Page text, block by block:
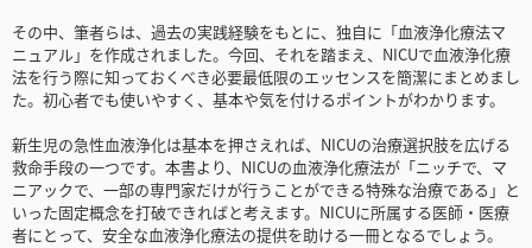
その中、筆者らは、過去の実践経験をもとに、独自に「血液浄化療法マ
ニュアル」を作成されました。今回、それを踏まえ、NICUで血液浄化療
法を行う際に知っておくべき必要最低限のエッセンスを簡潔にまとめまし
た。初心者でも使いやすく、基本や気を付けるポイントがわかります。
新生児の急性血液浄化は基本を押さえれば、NICUの治療選択肢を広げる
救命手段の一つです。本書より、NICUの血液浄化療法が「ニッチで、マ
ニアックで、一部の専門家だけが行うことができる特殊な治療である」と
いった固定概念を打破できればと考えます。NICUに所属する医師・医療
者にとって、安全な血液浄化療法の提供を助ける一冊となるでしょう。